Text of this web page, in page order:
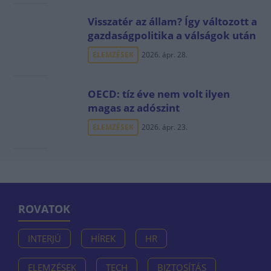
Visszatér az állam? Így változott a
gazdaságpolitika a válságok után
ELEMZÉSEK 2026. ápr. 28.
OECD: tíz éve nem volt ilyen
magas az adószint
ELEMZÉSEK 2026. ápr. 23.
ROVATOK
INTERJÚ HÍREK HR
ELEMZÉSEK TECH BIZTOSÍTÁS